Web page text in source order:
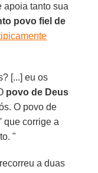
apoia tanto sua
povo fiel de
[...] eu os
povo de Deus
O povo de
' que corrige a
"
recorreu a duas